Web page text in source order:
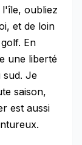
oubliez
et de loin
En
une liberté
Je
saison,
est aussi